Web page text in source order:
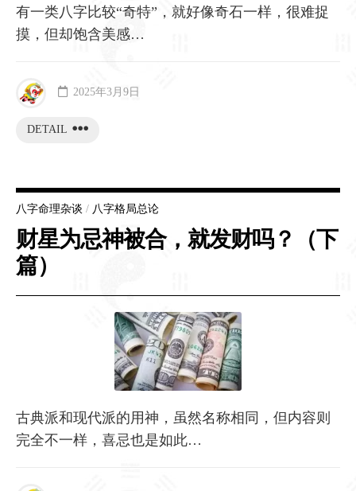
有一类八字比较“奇特”，就好像奇石一样，很难捉
摸，但却饱含美感…
DETAIL
2025年3月9日
八字命理杂谈 / 八字格局总论
财星为忌神被合，就发财吗？（下
篇）
古典派和现代派的用神，虽然名称相同，但内容则
完全不一样，喜忌也是如此…